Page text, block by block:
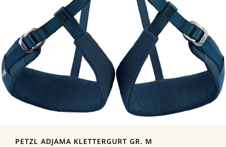
PETZL ADJAMA KLETTERGURT GR. M